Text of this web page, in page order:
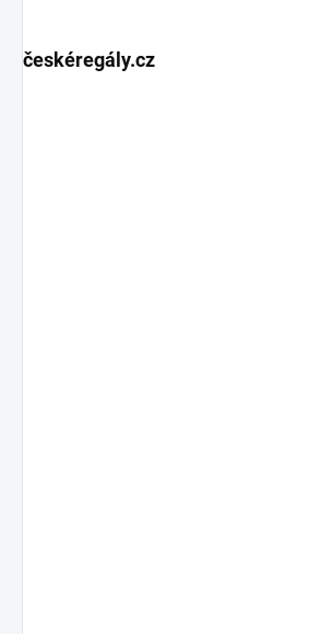
českéregály.cz